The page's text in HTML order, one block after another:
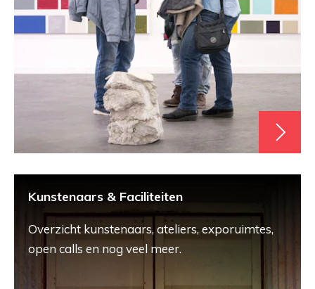
Kunstenaars & Faciliteiten
Overzicht kunstenaars, ateliers, exporuimtes,
open calls en nog veel meer.